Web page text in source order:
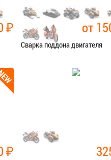
₽ от
Сварка поддона двигателя
Сварочные работы
₽